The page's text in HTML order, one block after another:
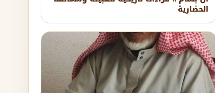
الحضارية